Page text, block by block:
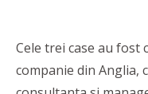
Cele trei case au
companie din Anglia,